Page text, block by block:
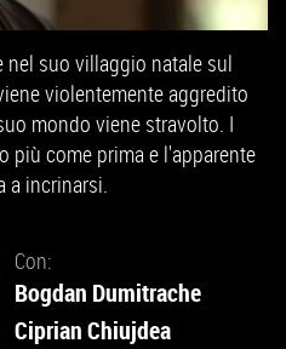
nel suo villaggio natale sul
violentemente aggredito
mondo viene stravolto. I
più come prima e l'apparente
a incrinarsi.
Con:
Bogdan Dumitrache
Ciprian Chiujdea